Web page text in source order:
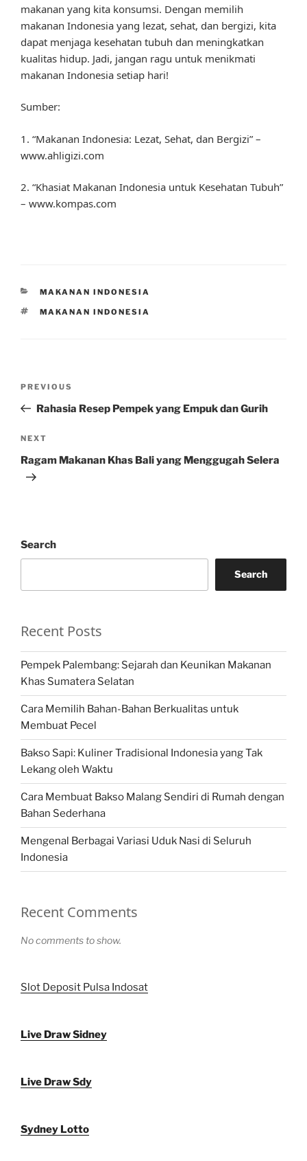
makanan yang kita konsumsi. Dengan memilih
makanan Indonesia yang lezat, sehat, dan bergizi, kita
dapat menjaga kesehatan tubuh dan meningkatkan
kualitas hidup. Jadi, jangan ragu untuk menikmati
makanan Indonesia setiap hari!
Sumber:
1. “Makanan Indonesia: Lezat, Sehat, dan Bergizi” –
www.ahligizi.com
2. “Khasiat Makanan Indonesia untuk Kesehatan Tubuh”
– www.kompas.com
CATEGORIES
MAKANAN INDONESIA
TAGS
MAKANAN INDONESIA
Previous
Post
PREVIOUS
Rahasia Resep Pempek yang Empuk dan Gurih
Next
Post
NEXT
Ragam Makanan Khas Bali yang Menggugah Selera
Search
Search
Recent Posts
Pempek Palembang: Sejarah dan Keunikan Makanan
Khas Sumatera Selatan
Cara Memilih Bahan-Bahan Berkualitas untuk
Membuat Pecel
Bakso Sapi: Kuliner Tradisional Indonesia yang Tak
Lekang oleh Waktu
Cara Membuat Bakso Malang Sendiri di Rumah dengan
Bahan Sederhana
Mengenal Berbagai Variasi Uduk Nasi di Seluruh
Indonesia
Recent Comments
No comments to show.
Slot Deposit Pulsa Indosat
Live Draw Sidney
Live Draw Sdy
Sydney Lotto